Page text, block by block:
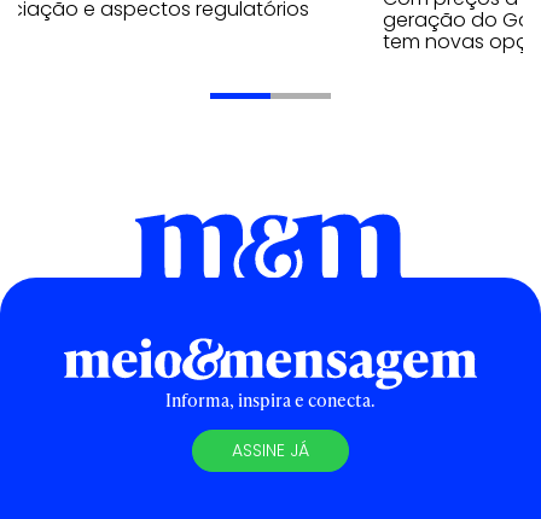
e aspectos regulatórios geração do
tem novas
Informa, inspira e conecta.
ASSINE JÁ